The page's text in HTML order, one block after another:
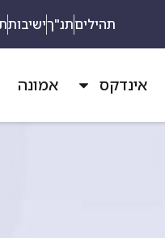
תהיליםתנ"ךישיבות
אינדקס אמונה